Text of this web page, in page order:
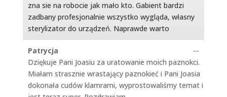
zna sie na robocie jak mało kto. Gabient bardzi
zadbany profesjonalnie wszystko wygląda, własny
sterylizator do urządzeń. Naprawde warto
Patrycja
Dziękuje Pani Joasiu za uratowanie moich paznokci.
Miałam strasznie wrastający paznokieć i Pani Joasia
dokonała cudów klamrami, wyprostowaliśmy temat i
...